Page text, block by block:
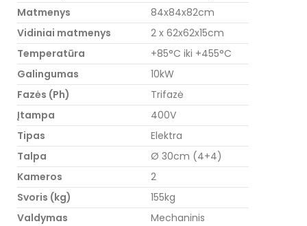
Matmenys
84x84x82cm
Vidiniai matmenys
2 x 62x62x15cm
Temperatūra
+85°C iki +455°C
Galingumas
10kW
Fazės (Ph)
Trifazė
Įtampa
400V
Tipas
Elektra
Talpa
Ø 30cm (4+4)
Kameros
2
Svoris (kg)
155kg
Valdymas
Mechaninis